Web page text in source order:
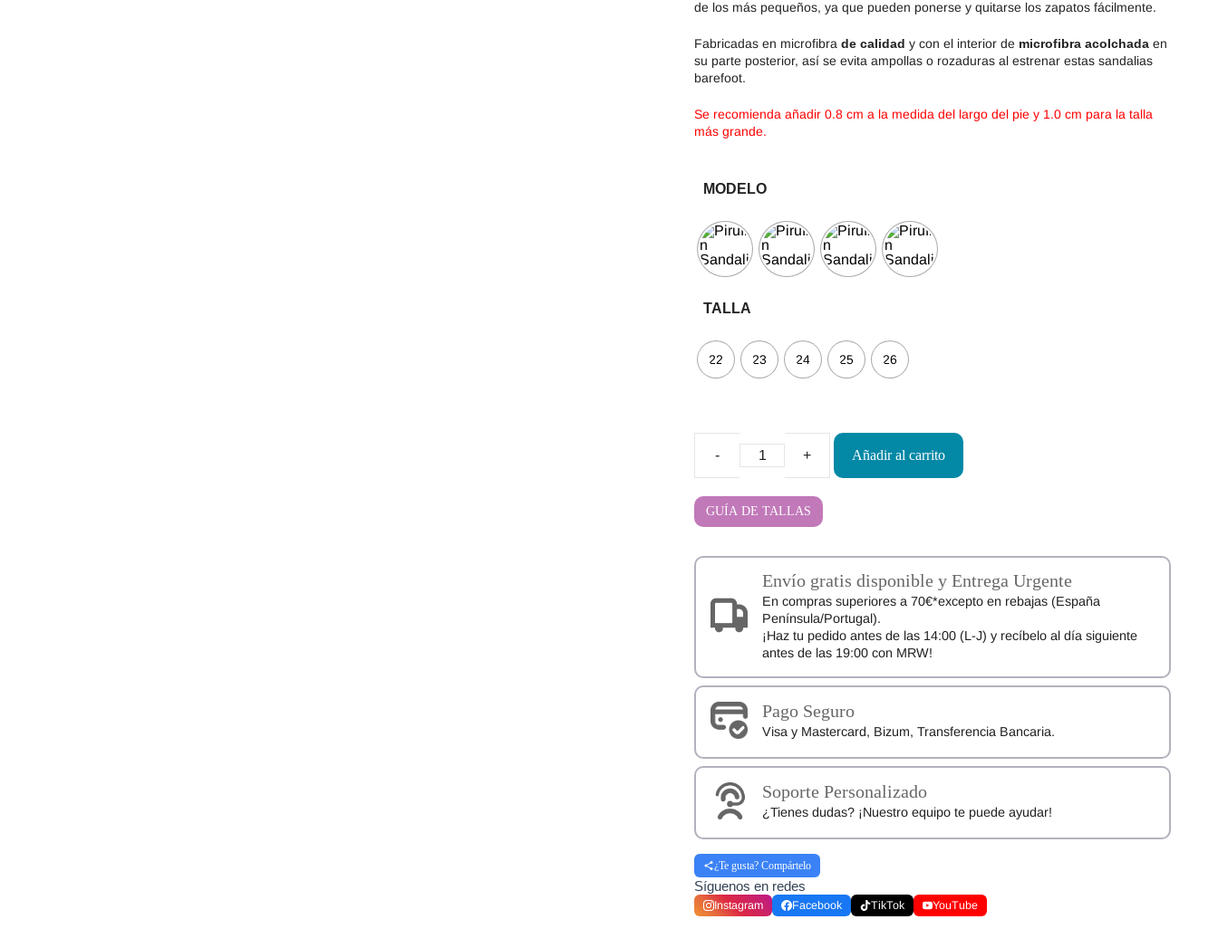
de los más pequeños, ya que pueden ponerse y quitarse los zapatos fácilmente.
Fabricadas en microfibra de calidad y con el interior de microfibra acolchada en
su parte posterior, así se evita ampollas o rozaduras al estrenar estas sandalias
barefoot.
Se recomienda añadir 0.8 cm a la medida del largo del pie y 1.0 cm para la talla
más grande.
MODELO
TALLA
22 23 24 25 26
Sandalias
Barefoot
MICRO
PF271
Pirufin
Añadir al carrito
GUÍA DE TALLAS
Envío gratis disponible y Entrega Urgente
En compras superiores a 70€*excepto en rebajas (España
Península/Portugal).
¡Haz tu pedido antes de las 14:00 (L-J) y recíbelo al día siguiente
antes de las 19:00 con MRW!
Pago Seguro
Visa y Mastercard, Bizum, Transferencia Bancaria.
Soporte Personalizado
¿Tienes dudas? ¡Nuestro equipo te puede ayudar!
¿Te gusta? Compártelo
Síguenos en redes
Instagram Facebook TikTok YouTube